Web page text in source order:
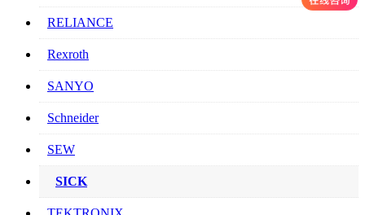
RELIANCE
Rexroth
SANYO
Schneider
SEW
SICK